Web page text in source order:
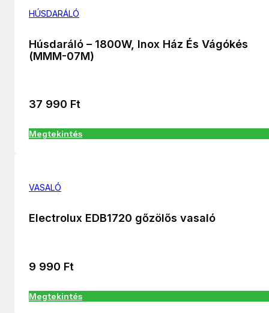
HÚSDARÁLÓ
Húsdaráló – 1800W, Inox Ház És Vágókés
(MMM-07M)
37 990 Ft
Megtekintés
VASALÓ
Electrolux EDB1720 gőzölős vasaló
9 990 Ft
Megtekintés